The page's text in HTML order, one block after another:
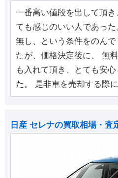
一番高い値段を出して頂
ても感じのいい人であっ
無し、という条件をのん
たが、価格決定後に、 無
も入れて頂き、とても安
た。 是非車を売却する際
日産 セレナの買取相場・査